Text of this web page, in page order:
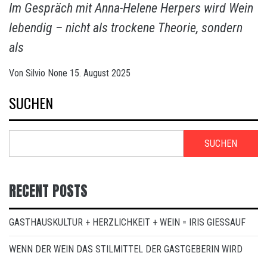
Im Gespräch mit Anna-Helene Herpers wird Wein
lebendig – nicht als trockene Theorie, sondern
als
Von Silvio None 15. August 2025
SUCHEN
SUCHEN
RECENT POSTS
GASTHAUSKULTUR + HERZLICHKEIT + WEIN = IRIS GIESSAUF
WENN DER WEIN DAS STILMITTEL DER GASTGEBERIN WIRD